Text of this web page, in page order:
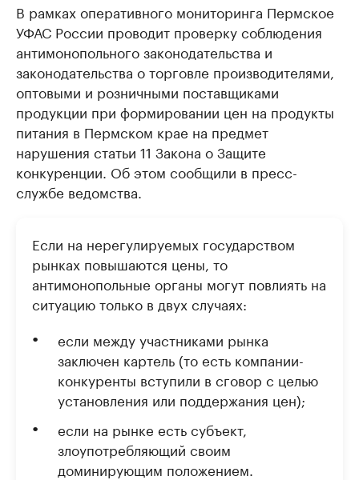
В рамках оперативного мониторинга Пермское
УФАС России проводит проверку соблюдения
антимонопольного законодательства и
законодательства о торговле производителями,
оптовыми и розничными поставщиками
продукции при формировании цен на продукты
питания в Пермском крае на предмет
нарушения статьи 11 Закона о Защите
конкуренции. Об этом сообщили в пресс-
службе ведомства.
Если на нерегулируемых государством
рынках повышаются цены, то
антимонопольные органы могут повлиять на
ситуацию только в двух случаях:
если между участниками рынка
заключен картель (то есть компании-
конкуренты вступили в сговор с целью
установления или поддержания цен);
если на рынке есть субъект,
злоупотребляющий своим
доминирующим положением.